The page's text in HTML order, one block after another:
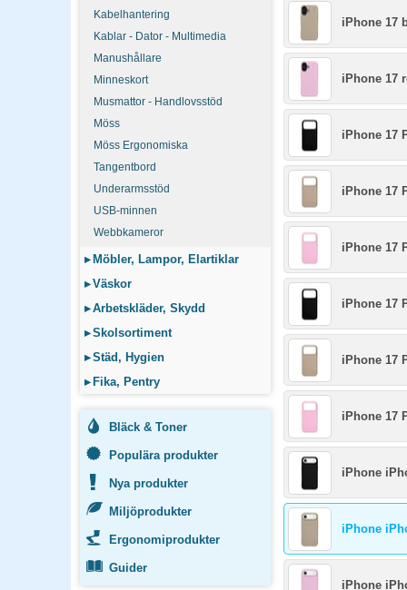
Kabelhantering
Kablar - Dator - Multimedia
Manushållare
Minneskort
Musmattor - Handlovsstöd
Möss
Möss Ergonomiska
Tangentbord
Underarmsstöd
USB-minnen
Webbkameror
▸ Möbler, Lampor, Elartiklar
▸Väskor
▸Arbetskläder, Skydd
▸Skolsortiment
▸Städ, Hygien
▸ Fika, Pentry
Bläck & Toner
Populära produkter
Nya produkter
Miljöprodukter
Ergonomiprodukter
Guider
iPhone 17
iPhone 17
iPhone 17
iPhone 17
iPhone 17
iPhone 17
iPhone 17
iPhone 17
iPhone
iPhone
iPhone